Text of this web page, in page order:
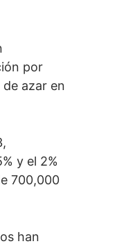
por
azar en
y el 2%
700,000
han